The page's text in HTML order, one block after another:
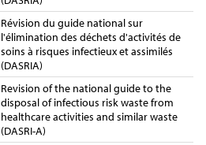
Révision du guide national sur
l'élimination des déchets d'activités de
soins à risques infectieux et assimilés
(DASRIA)
Revision of the national guide to the
disposal of infectious risk waste from
healthcare activities and similar waste
(DASRI-A)